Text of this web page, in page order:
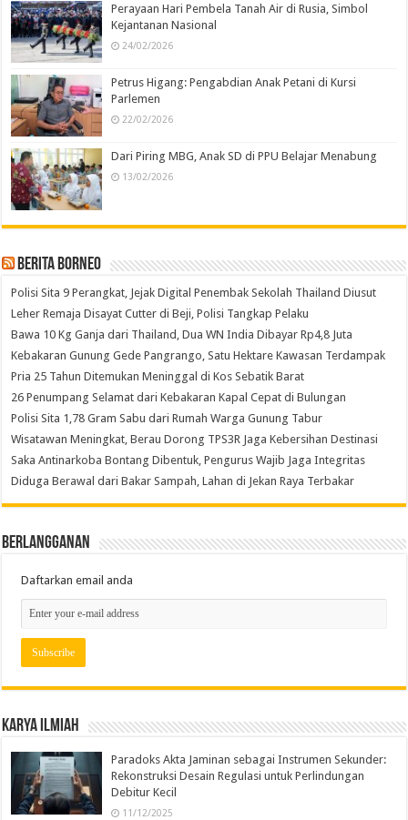
Perayaan Hari Pembela Tanah Air di Rusia, Simbol
Kejantanan Nasional
24/02/2026
Petrus Higang: Pengabdian Anak Petani di Kursi
Parlemen
22/02/2026
Dari Piring MBG, Anak SD di PPU Belajar Menabung
13/02/2026
Berita Borneo
Polisi Sita 9 Perangkat, Jejak Digital Penembak Sekolah Thailand Diusut
Leher Remaja Disayat Cutter di Beji, Polisi Tangkap Pelaku
Bawa 10 Kg Ganja dari Thailand, Dua WN India Dibayar Rp4,8 Juta
Kebakaran Gunung Gede Pangrango, Satu Hektare Kawasan Terdampak
Pria 25 Tahun Ditemukan Meninggal di Kos Sebatik Barat
26 Penumpang Selamat dari Kebakaran Kapal Cepat di Bulungan
Polisi Sita 1,78 Gram Sabu dari Rumah Warga Gunung Tabur
Wisatawan Meningkat, Berau Dorong TPS3R Jaga Kebersihan Destinasi
Saka Antinarkoba Bontang Dibentuk, Pengurus Wajib Jaga Integritas
Diduga Berawal dari Bakar Sampah, Lahan di Jekan Raya Terbakar
Berlangganan
Daftarkan email anda
Karya Ilmiah
Paradoks Akta Jaminan sebagai Instrumen Sekunder:
Rekonstruksi Desain Regulasi untuk Perlindungan
Debitur Kecil
11/12/2025